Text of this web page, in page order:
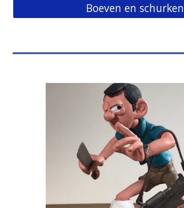
Boeven en schurken